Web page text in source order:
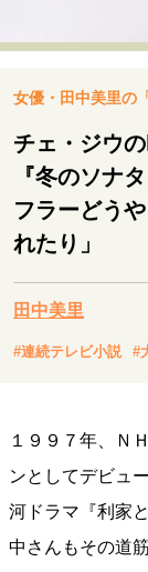
運命を変えた出
表現者の葛藤
キャリア・働き方
大人の学び直し
リーダーの流儀
トップが描く未
女優・田中美里の
チェ・ジウ
『冬のソナ
フラーどう
れたり」
田中美里
#連続テレビ小説 #
１９９７年、Ｎ
ンとしてデビュ
河ドラマ『利家
中さんもその道